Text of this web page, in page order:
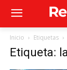
Inicio Etiquetas
Etiqueta: